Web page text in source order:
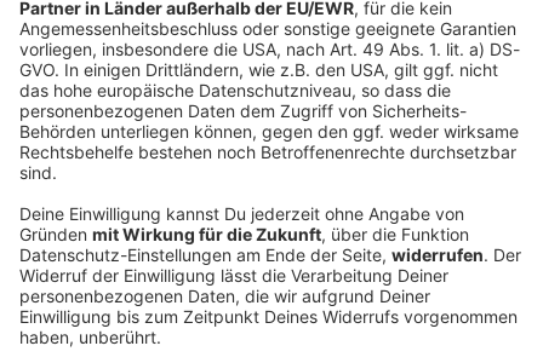
Unwetter: Bäume stürzen auf Autobahnen in
Bayern
Ein Unwetter ist am späten Abend über Bayern
gezogen. Die Feuerwehr musste wegen mehrerer